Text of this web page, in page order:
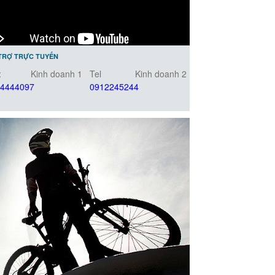
TRỰC TUYẾN
Kinh doanh 1
Tel
0912245244
Kinh doanh 2